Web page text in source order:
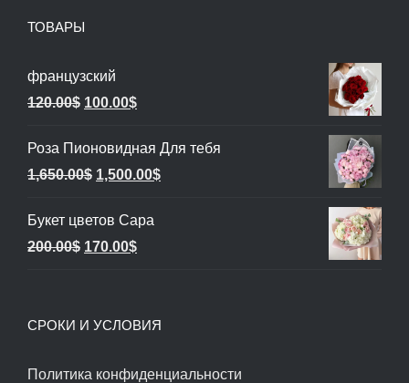
ТОВАРЫ
французский
120.00$ Первоначальная
составляла
120.00$.
100.00$Текущая
100.00$.
Роза Пионовидная Для тебя
1,650.00$ Первоначальная
составляла
1,650.00$.
1,500.00$Текущая
Букет цветов Сара
200.00$ Первоначальная
200.00$.
170.00$Текущая
СРОКИ И УСЛОВИЯ
Политика конфиденциальности